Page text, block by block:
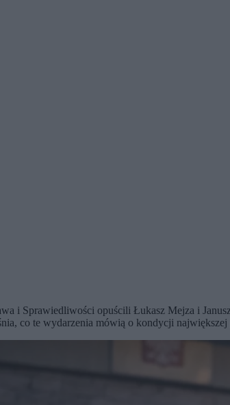
i Sprawiedliwości opuścili Łukasz Mejza i
co te wydarzenia mówią o kondycji